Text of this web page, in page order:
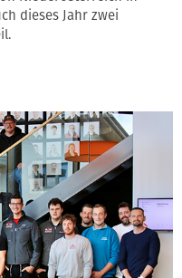
dieses Jahr zwei